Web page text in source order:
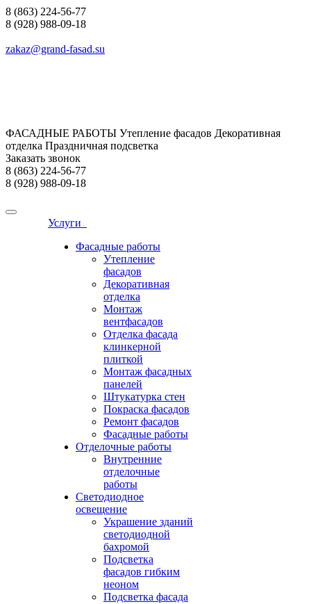
8 (863) 224-56-77
8 (928) 988-09-18
zakaz@grand-fasad.su
ФАСАДНЫЕ РАБОТЫ Утепление фасадов Декоративная
отделка Праздничная подсветка
Заказать звонок
8 (863) 224-56-77
8 (928) 988-09-18
Услуги
Фасадные работы
Утепление
фасадов
Декоративная
отделка
Монтаж
вентфасадов
Отделка фасада
клинкерной
плиткой
Монтаж фасадных
панелей
Штукатурка стен
Покраска фасадов
Ремонт фасадов
Фасадные работы
Отделочные работы
Внутренние
отделочные
работы
Светодиодное
освещение
Украшение зданий
светодиодной
бахромой
Подсветка
фасадов гибким
неоном
Подсветка фасада